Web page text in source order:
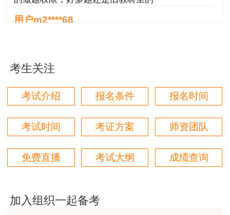
jiangdehenhao,verygood
用户m4****68
很好。
用户m4****68
林轩老师讲得好，复杂的知识讲的深入浅出，能够听
得懂。简答题总结的也很到位。
用户m5****88
全网咨询考试讲课最好的老师，我们同事好几个都是
听他的课过的！
客户回复迅速，热心解答，购买体验很不错。
考生关注
考试介绍 报名条件 报名时间
考试时间 考证方案 师资团队
免费直播 考试大纲 成绩查询
加入组织一起备考